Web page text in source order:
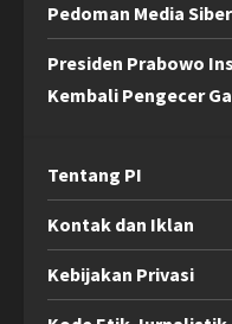
Pedoman Media Siber
Presiden Prabowo
Kembali Pengecer
Tentang PI
Kontak dan Iklan
Kebijakan Privasi